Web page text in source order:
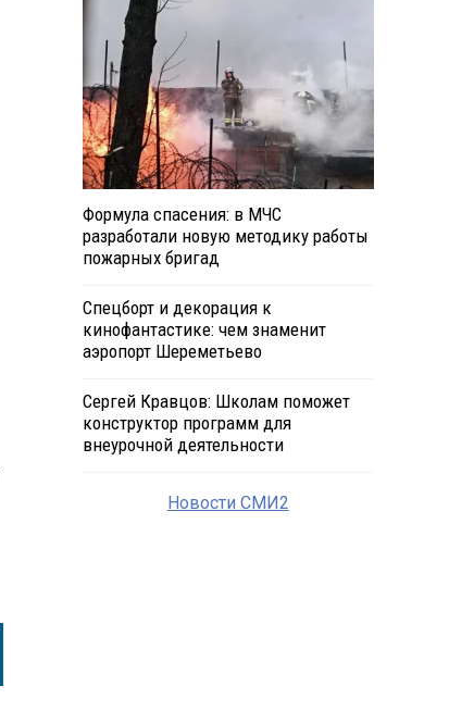
Формула спасения: в МЧС
разработали новую методику работы
пожарных бригад
Спецборт и декорация к
кинофантастике: чем знаменит
аэропорт Шереметьево
Сергей Кравцов: Школам поможет
конструктор программ для
внеурочной деятельности
Новости СМИ2